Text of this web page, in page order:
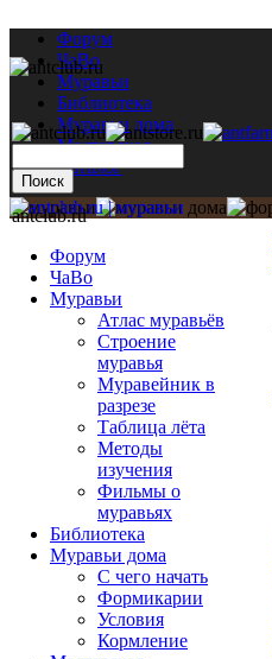
Форум
ЧаВо
Муравьи
Библиотека
Муравьи дома
Мастерская
Каталог
antclub.ru
Форум
ЧаВо
Муравьи
Атлас муравьёв
Строение
муравья
Муравейник в
разрезе
Таблица лёта
Методы
изучения
Фильмы о
муравьях
Библиотека
Муравьи дома
С чего начать
Формикарии
Условия
Кормление